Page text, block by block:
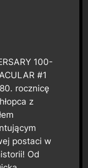
100-
#1
rocznicę
z
postaci w
Od